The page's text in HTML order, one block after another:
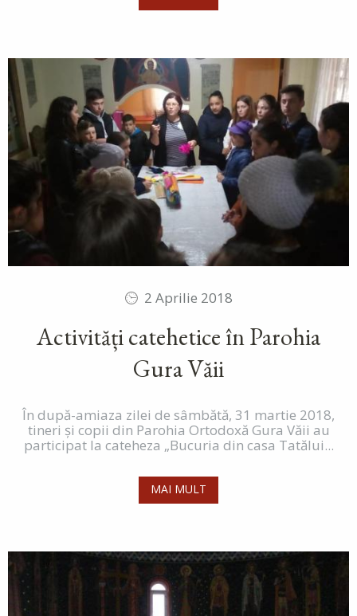
2 Aprilie 2018
Activități catehetice în Parohia
Gura Văii
În după-amiaza zilei de sâmbătă, 31 martie 2018,
tineri și copii din Parohia Ortodoxă Gura Văii au
participat la cateheza „Bucuria din casa Tatălui...
MAI MULT